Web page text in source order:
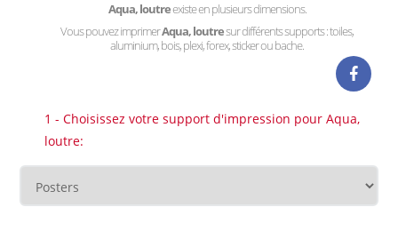
Aqua, loutreexiste en plusieurs dimensions.
Vous pouvez imprimerAqua, loutresur différents supports : toiles,
aluminium, bois, plexi, forex, sticker ou bache.
1 - Choisissez votre support d'impression pour Aqua,
loutre: